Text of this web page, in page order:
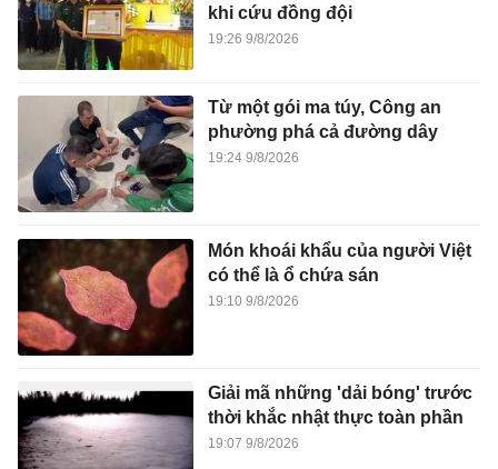
khi cứu đồng đội
19:26 9/8/2026
Từ một gói ma túy, Công an
phường phá cả đường dây
19:24 9/8/2026
Món khoái khẩu của người Việt
có thể là ổ chứa sán
19:10 9/8/2026
Giải mã những 'dải bóng' trước
thời khắc nhật thực toàn phần
19:07 9/8/2026